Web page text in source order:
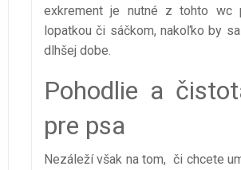
exkrement je nutné z tohto wc
lopatkou či sáčkom, nakoľko by
dlhšej dobe.
Pohodlie a
pre psa
Nezáleží však na tom, či chcete